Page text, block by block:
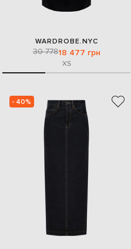
WARDROBE.NYC
30 77818 477 грн
XS
- 40%